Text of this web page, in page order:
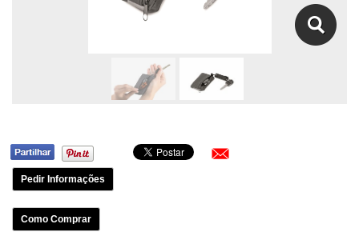
Pedir Informações
Como Comprar